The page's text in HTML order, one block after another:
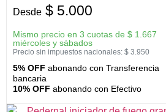
Desde $ 5.000
Mismo precio en 3 cuotas de $ 1.667
miércoles y sábados
Precio sin impuestos nacionales: $ 3.950
5% OFF abonando con Transferencia
bancaria
10% OFF abonando con Efectivo